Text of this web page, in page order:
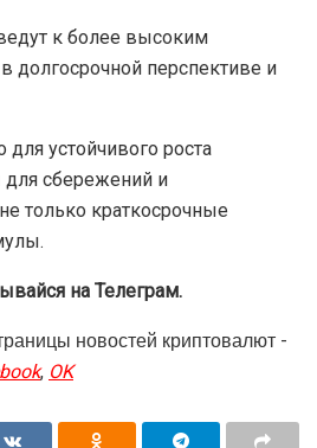
к более высоким
долгосрочной перспективе и
устойчивого роста
сбережений и
только краткосрочные
на Телеграм.
новостей криптовалют -
, OK